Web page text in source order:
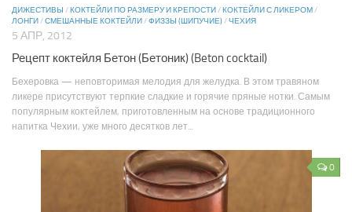
ДИЖЕСТИВЫ / КОКТЕЙЛИ ПО РАЗМЕРУ И КРЕПОСТИ / КОКТЕЙЛИ С ЛИКЕРОМ /
ЛОНГИ /СМЕШАННЫЕ КОКТЕЙЛИ /ФИЗЗЫ (ШИПУЧИЕ) /ЧЕХИЯ
5 АПР, 2012
Рецепт коктейля Бетон (Бетоник) (Beton cocktail)
Бехеровка — неповторимая мелодия для желудка. В этом травяном
ликере присутствуют терпкие сладкие и горячие пряные нотки. Самым
популярным коктейлем, приготовленным на основе традиционного
напитка Чехии, уже много десятков лет...
0